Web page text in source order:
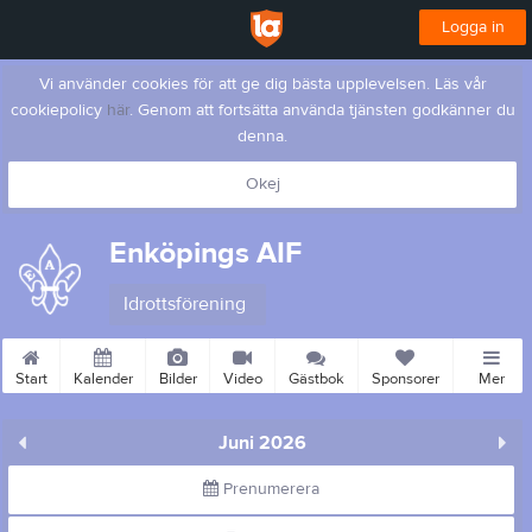
Logga in
Vi använder cookies för att ge dig bästa upplevelsen. Läs vår
cookiepolicy här. Genom att fortsätta använda tjänsten godkänner du
denna.
Okej
Enköpings AIF
Idrottsförening
Start Kalender Bilder Video Gästbok Sponsorer Mer
Juni 2026
Prenumerera